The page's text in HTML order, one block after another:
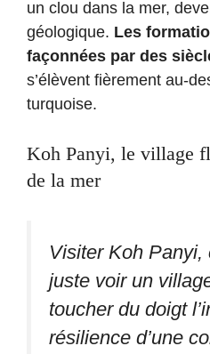
un clou dans la mer,
géologique. Les
façonnées par des
s’élèvent fièrement au-
turquoise.
Koh Panyi, le village
de la mer
Visiter Koh Panyi,
juste voir un
toucher du doigt
résilience d’une